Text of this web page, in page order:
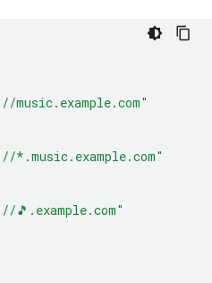
*.music.example.com"
🎵.example.com"